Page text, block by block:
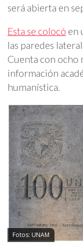
será abierta en
Esta se colocó en
las paredes
Cuenta con ocho
información
humanística.
Fotos: UNAM